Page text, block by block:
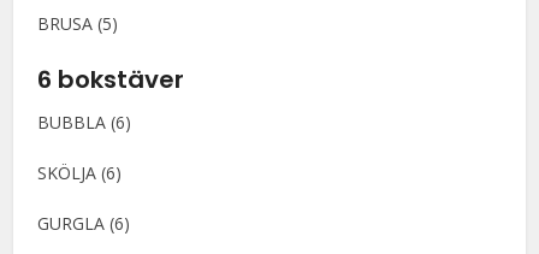
BRUSA (5)
6 bokstäver
BUBBLA (6)
SKÖLJA (6)
GURGLA (6)